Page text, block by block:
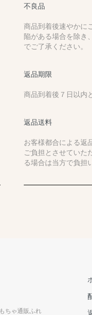
不良品
商品到着後速やかに
陥がある場合を除き
でご了承ください。
返品期限
商品到着後７日以内
返品送料
お客様都合による返
ご負担とさせていた
る場合は当方で負担
ちゃ通販ふれ